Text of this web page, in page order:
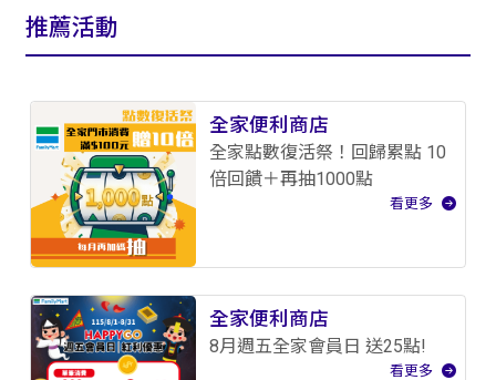
推薦活動
全家便利商店
全家點數復活祭！回歸累點 10
倍回饋＋再抽1000點
看更多
全家便利商店
8月週五全家會員日 送25點!
看更多